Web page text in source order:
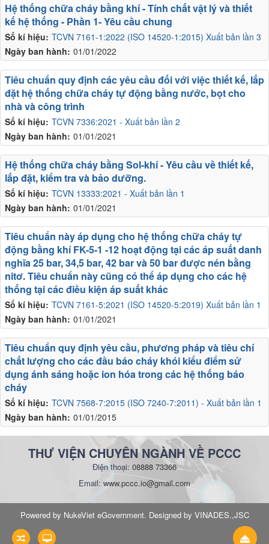
Số kí hiệu: TCVN 7161-1:2022 (ISO 14520-1:2015) Xuất bản lần 3
Ngày ban hành: 01/01/2022
Hệ thống chữa cháy bằng khí - Tính chất vật lý và thiết
kế hệ thống - Phần 1- Yêu cầu chung
Số kí hiệu: TCVN 7336:2021 - Xuất bản lần 2
Ngày ban hành: 01/01/2021
Tiêu chuẩn quy định các yêu cầu đối với việc thiết kế, lắp
đặt hệ thống chữa cháy tự động bằng nước, bọt cho
nhà và công trình
Số kí hiệu: TCVN 13333:2021 - Xuất bản lần 1
Ngày ban hành: 01/01/2021
Hệ thống chữa cháy bằng Sol-khí - Yêu cầu về thiết kế,
lắp đặt, kiểm tra và bảo dưỡng.
Số kí hiệu: TCVN 7161-5:2021 (ISO 14520-5:2019) Xuất bản lần 1
Ngày ban hành: 01/01/2021
Tiêu chuẩn này áp dụng cho hệ thống chữa cháy tự
động bằng khí FK-5-1 -12 hoạt động tại các áp suất danh
nghĩa 25 bar, 34,5 bar, 42 bar và 50 bar được nén bằng
nitơ. Tiêu chuẩn này cũng có thể áp dụng cho các hệ
thống tại các điều kiện áp suất khác
Số kí hiệu: TCVN 7568-7:2015 (ISO 7240-7:2011) - Xuất bản lần 1
Ngày ban hành: 01/01/2015
Tiêu chuẩn quy định yêu cầu, phương pháp và tiêu chí
chất lượng cho các đầu báo cháy khói kiểu điểm sử
dụng ánh sáng hoặc ion hóa trong các hệ thống báo
cháy
THƯ VIỆN CHUYÊN NGÀNH VỀ PCCC
Điện thoại: 08888 73366
Email: www.pccc.io@gmail.com
Powered by NukeViet eGovernment. Designed by VINADES.,JSC